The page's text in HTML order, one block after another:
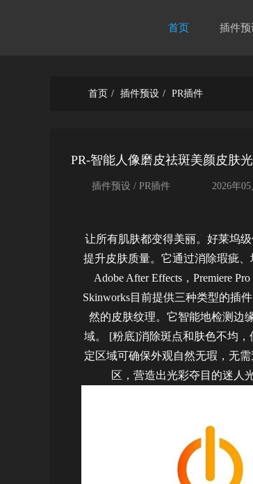
首页 插件预
首页 / 插件预设 / PR插件
PR-智能人像磨皮祛斑美颜皮肤
插件预设 / PR插件 2026年05
让所有肌肤都变得美丽。好莱坞
提升皮肤质量。它通过消除瑕疵
Adobe After Effects，Premiere
Skinworks目前提供三种类型的插
然的皮肤纹理。它智能地检测边
域。 [粉底]消除斑点和肤色不均
定区域可确保外观自然无瑕，无
区，营造出光彩夺目的迷人